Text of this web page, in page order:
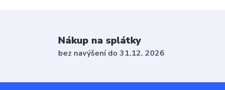
Nákup na splátky
bez navýšení do 31.12. 2026